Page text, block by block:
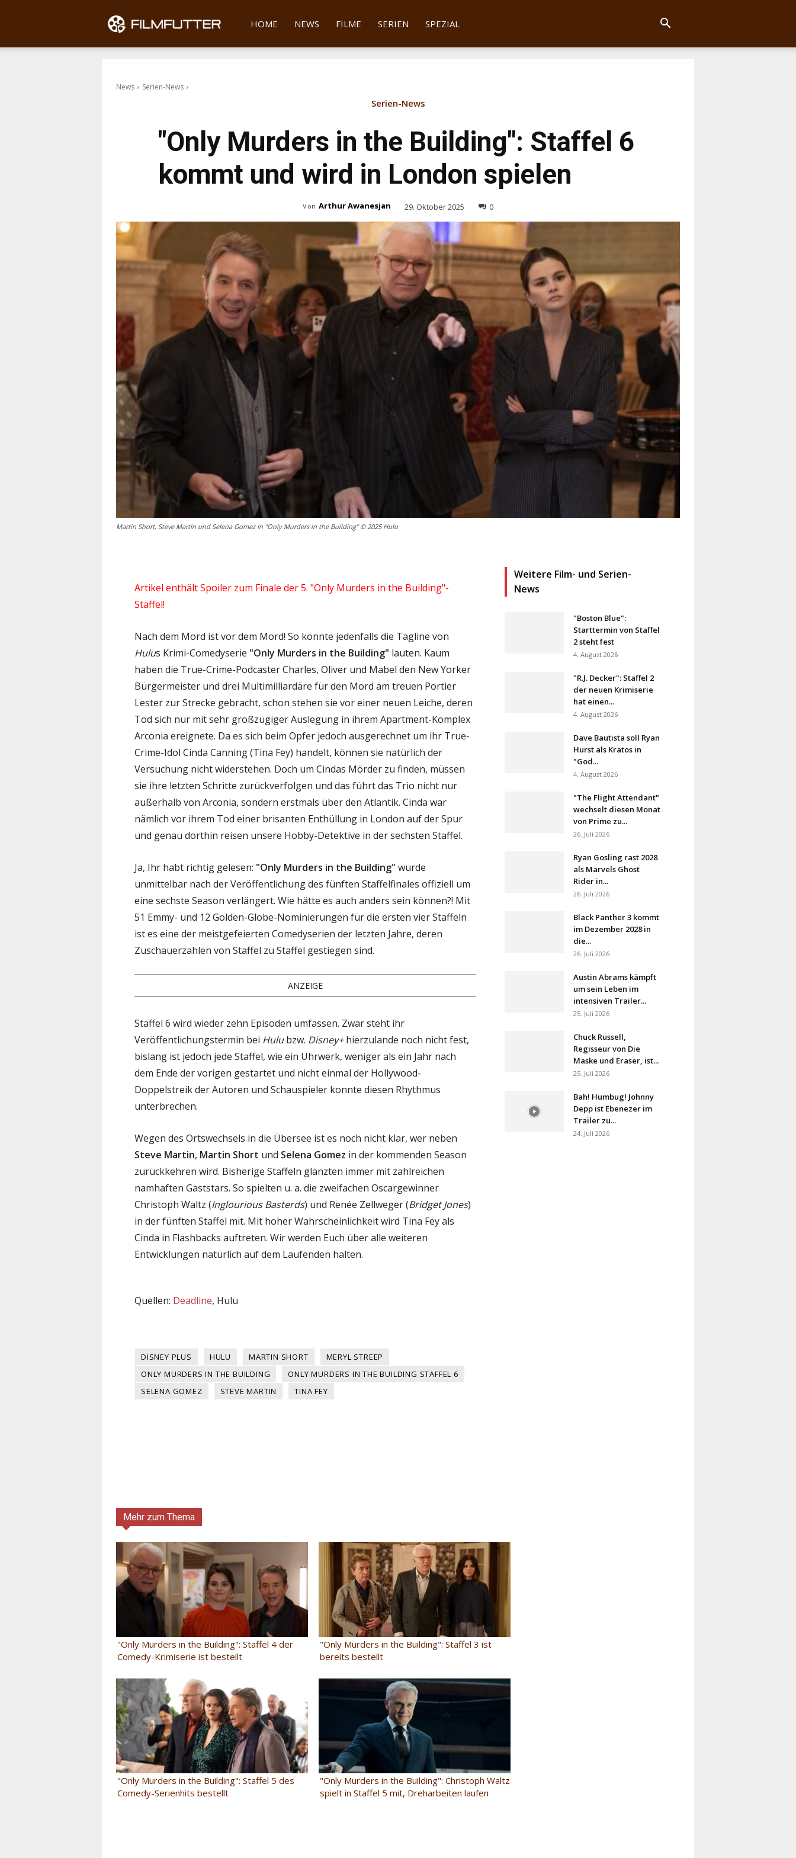
Filmfutter
HOME NEWS FILME SERIEN SPEZIAL
News Serien-News
Serien-News
"Only Murders in the Building": Staffel 6
kommt und wird in London spielen
Von Arthur Awanesjan 29. Oktober 2025 0
Martin Short, Steve Martin und Selena Gomez in "Only Murders in the Building" © 2025 Hulu
Artikel enthält Spoiler zum Finale der 5. "Only Murders in the Building"-
Staffel!
Nach dem Mord ist vor dem Mord! So könnte jedenfalls die Tagline von
Hulus Krimi-Comedyserie "Only Murders in the Building" lauten. Kaum
haben die True-Crime-Podcaster Charles, Oliver und Mabel den New Yorker
Bürgermeister und drei Multimilliardäre für den Mord am treuen Portier
Lester zur Strecke gebracht, schon stehen sie vor einer neuen Leiche, deren
Tod sich nur mit sehr großzügiger Auslegung in ihrem Apartment-Komplex
Arconia ereignete. Da es sich beim Opfer jedoch ausgerechnet um ihr True-
Crime-Idol Cinda Canning (Tina Fey) handelt, können sie natürlich der
Versuchung nicht widerstehen. Doch um Cindas Mörder zu finden, müssen
sie ihre letzten Schritte zurückverfolgen und das führt das Trio nicht nur
außerhalb von Arconia, sondern erstmals über den Atlantik. Cinda war
nämlich vor ihrem Tod einer brisanten Enthüllung in London auf der Spur
und genau dorthin reisen unsere Hobby-Detektive in der sechsten Staffel.
Ja, Ihr habt richtig gelesen: "Only Murders in the Building" wurde
unmittelbar nach der Veröffentlichung des fünften Staffelfinales offiziell um
eine sechste Season verlängert. Wie hätte es auch anders sein können?! Mit
51 Emmy- und 12 Golden-Globe-Nominierungen für die ersten vier Staffeln
ist es eine der meistgefeierten Comedyserien der letzten Jahre, deren
Zuschauerzahlen von Staffel zu Staffel gestiegen sind.
ANZEIGE
Staffel 6 wird wieder zehn Episoden umfassen. Zwar steht ihr
Veröffentlichungstermin bei Hulubzw. Disney+hierzulande noch nicht fest,
bislang ist jedoch jede Staffel, wie ein Uhrwerk, weniger als ein Jahr nach
dem Ende der vorigen gestartet und nicht einmal der Hollywood-
Doppelstreik der Autoren und Schauspieler konnte diesen Rhythmus
unterbrechen.
Wegen des Ortswechsels in die Übersee ist es noch nicht klar, wer neben
Steve Martin, Martin Short und Selena Gomez in der kommenden Season
zurückkehren wird. Bisherige Staffeln glänzten immer mit zahlreichen
namhaften Gaststars. So spielten u. a. die zweifachen Oscargewinner
Christoph Waltz (Inglourious Basterds) und Renée Zellweger (Bridget Jones)
in der fünften Staffel mit. Mit hoher Wahrscheinlichkeit wird Tina Fey als
Cinda in Flashbacks auftreten. Wir werden Euch über alle weiteren
Entwicklungen natürlich auf dem Laufenden halten.
Quellen: Deadline, Hulu
DISNEY PLUS HULU MARTIN SHORT
MERYL STREEP
ONLY MURDERS IN THE BUILDING
ONLY MURDERS IN THE BUILDING STAFFEL 6
SELENA GOMEZ
STEVE MARTIN TINA FEY
Weitere Film- und Serien-
News
"Boston Blue":
Starttermin von Staffel
2 steht fest
4. August 2026
"R.J. Decker": Staffel 2
der neuen Krimiserie
hat einen...
4. August 2026
Dave Bautista soll Ryan
Hurst als Kratos in
"God...
4. August 2026
"The Flight Attendant"
wechselt diesen Monat
von Prime zu...
26. Juli 2026
Ryan Gosling rast 2028
als Marvels Ghost
Rider in...
26. Juli 2026
Black Panther 3 kommt
im Dezember 2028 in
die...
26. Juli 2026
Austin Abrams kämpft
um sein Leben im
intensiven Trailer...
25. Juli 2026
Chuck Russell,
Regisseur von Die
Maske und Eraser, ist...
25. Juli 2026
Bah! Humbug! Johnny
Depp ist Ebenezer im
Trailer zu...
24. Juli 2026
Mehr zum Thema
"Only Murders in the Building": Staffel 4 der
Comedy-Krimiserie ist bestellt
"Only Murders in the Building": Staffel 3 ist
bereits bestellt
"Only Murders in the Building": Staffel 5 des
Comedy-Serienhits bestellt
"Only Murders in the Building": Christoph Waltz
spielt in Staffel 5 mit, Dreharbeiten laufen